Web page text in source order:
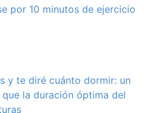
por 10 minutos de ejercicio
y te diré cuánto dormir: un
la duración óptima del